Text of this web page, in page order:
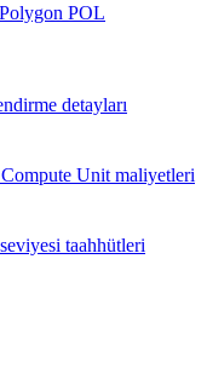
Polygon POL
detayları
Compute Unit maliyetleri
taahhütleri